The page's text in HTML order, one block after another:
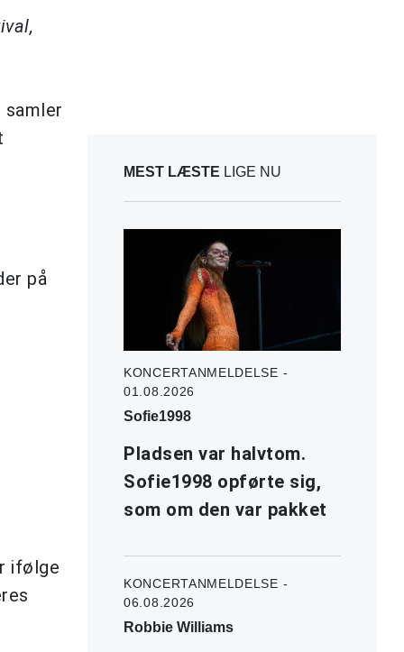
samler
på
ifølge
MEST LÆSTE LIGE NU
KONCERTANMELDELSE -
01.08.2026
Sofie1998
Pladsen var halvtom.
Sofie1998 opførte sig,
som om den var pakket
KONCERTANMELDELSE -
06.08.2026
Robbie Williams